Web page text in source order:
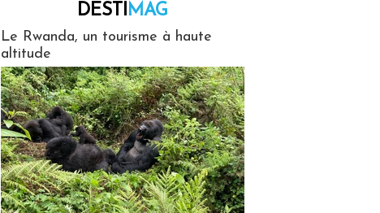
DESTIMAG
Le Rwanda, un tourisme à haute
altitude